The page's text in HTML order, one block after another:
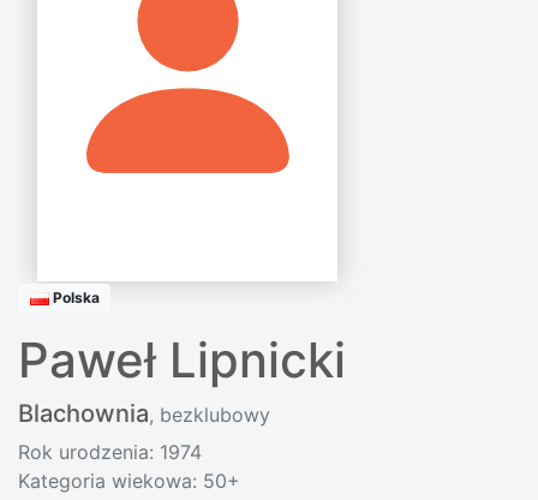
Polska
Paweł Lipnicki
Blachownia, bezklubowy
Rok urodzenia: 1974
Kategoria wiekowa: 50+